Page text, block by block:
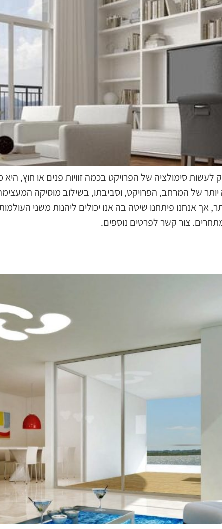
סימולציה של הפרויקט בכמה זוויות פנים או חוץ, היא
של המרחב, הפרויקט, וסביבתו, בשילוב מוסיקה
אך אנחנו פיתחנו שיטה בה אנו יכולים ליהנות משני
צור קשר לפרטים נוספים.